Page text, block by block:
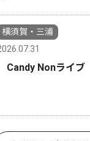
横須賀・三浦
Candy Nonライブ